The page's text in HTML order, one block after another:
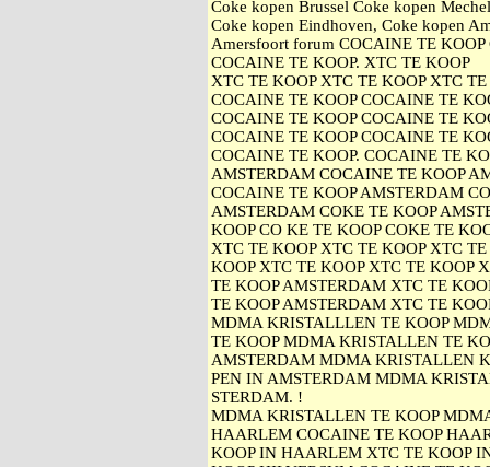
Coke kopen Brussel Coke kopen
Coke kopen Eindhoven, Coke kopen
Amersfoort forum COCAINE TE
COCAINE TE KOOP. XTC TE KOOP
XTC TE KOOP XTC TE KOOP XTC
COCAINE TE KOOP COCAINE TE
COCAINE TE KOOP COCAINE TE
COCAINE TE KOOP COCAINE TE
COCAINE TE KOOP. COCAINE TE
AMSTERDAM COCAINE TE KOOP
COCAINE TE KOOP AMSTERDAM
AMSTERDAM COKE TE KOOP
KOOP CO KE TE KOOP COKE TE
XTC TE KOOP XTC TE KOOP XTC
KOOP XTC TE KOOP XTC TE KOOP
TE KOOP AMSTERDAM XTC TE
TE KOOP AMSTERDAM XTC TE
MDMA KRISTALLLEN TE KOOP
TE KOOP MDMA KRISTALLEN TE
AMSTERDAM MDMA KRISTALLEN
PEN IN AMSTERDAM MDMA
STERDAM. !
MDMA KRISTALLEN TE KOOP
HAARLEM COCAINE TE KOOP
KOOP IN HAARLEM XTC TE KOOP